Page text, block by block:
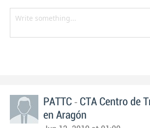
PATTC - CTA Centro de
en Aragón